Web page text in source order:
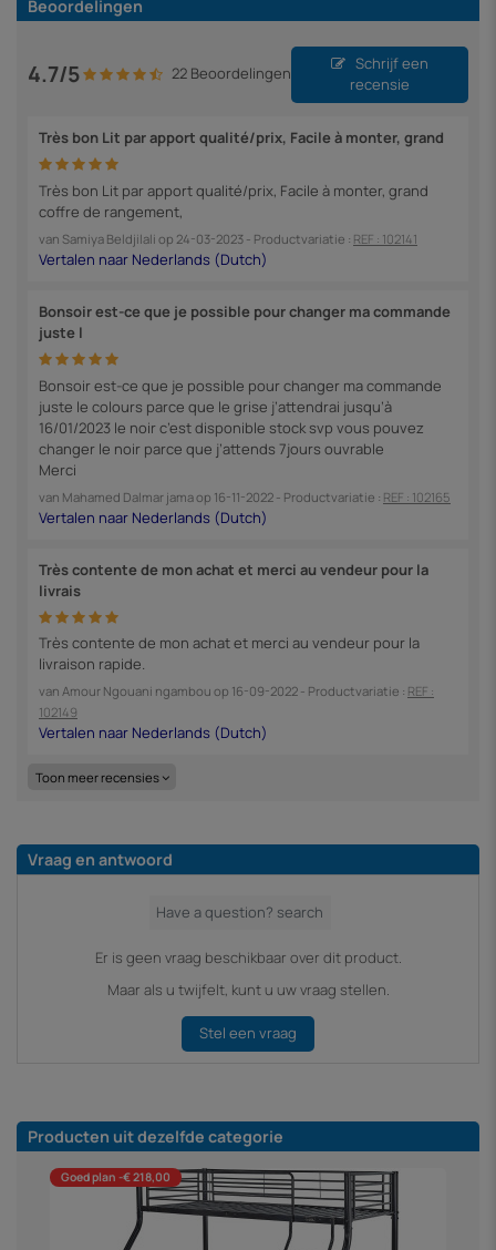
Beoordelingen
4.7/5 22 Beoordelingen
Schrijf een
recensie
Très bon Lit par apport qualité/prix, Facile à monter, grand
Très bon Lit par apport qualité/prix, Facile à monter, grand
coffre de rangement,
van Samiya Beldjilali op 24-03-2023 - Productvariatie : REF : 102141
Bonsoir est-ce que je possible pour changer ma commande
juste l
Bonsoir est-ce que je possible pour changer ma commande
juste le colours parce que le grise j’attendrai jusqu’à
16/01/2023 le noir c’est disponible stock svp vous pouvez
changer le noir parce que j’attends 7jours ouvrable
Merci
van Mahamed Dalmar jamaop 16-11-2022 - Productvariatie : REF : 102165
Très contente de mon achat et merci au vendeur pour la
livrais
Très contente de mon achat et merci au vendeur pour la
livraison rapide.
van Amour Ngouani ngambou op 16-09-2022 - Productvariatie : REF :
102149
Toon meer recensies
Vraag en antwoord
Er is geen vraag beschikbaar over dit product.
Maar als u twijfelt, kunt u uw vraag stellen.
Stel een vraag
Producten uit dezelfde categorie
Goed plan -€ 218,00